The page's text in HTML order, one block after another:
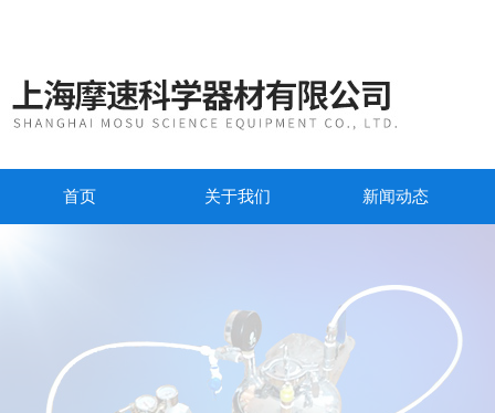
首页 关于我们 新闻动态